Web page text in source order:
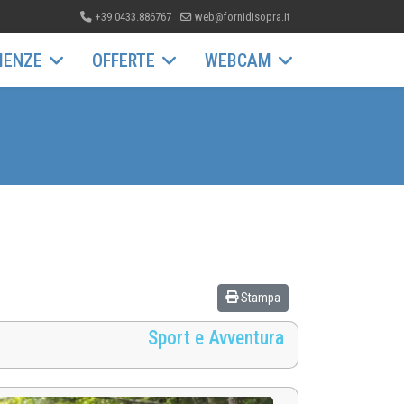
+39 0433.886767 web@fornidisopra.it
OFFERTE WEBCAM
Stampa
Sport e Avventura